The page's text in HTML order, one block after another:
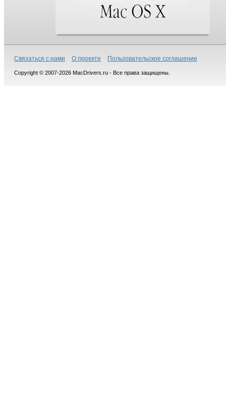
Связаться с нами О проекте Пользовательское соглашение
Copyright © 2007-2026 MacDrivers.ru - Все права защищены.